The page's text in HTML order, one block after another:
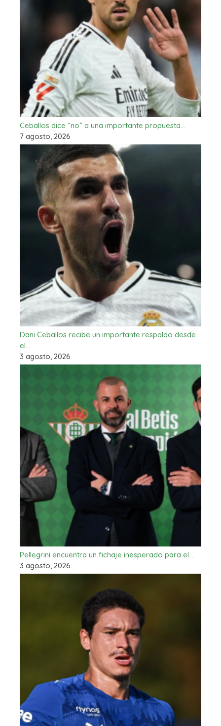
Ceballos dice “no” a una importante propuesta…
7 agosto, 2026
Dani Ceballos recibe un importante respaldo desde
el…
3 agosto, 2026
Pellegrini encuentra un fichaje inesperado para el…
3 agosto, 2026